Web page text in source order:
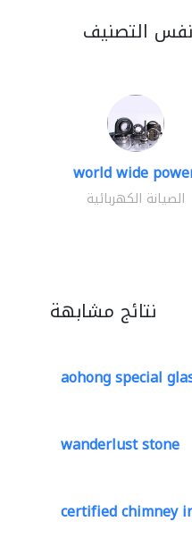
التصنيف
world wide
الصيانة الكهربائية
نتائج مشابهة
aohong special
wanderlust stone
certified chimney